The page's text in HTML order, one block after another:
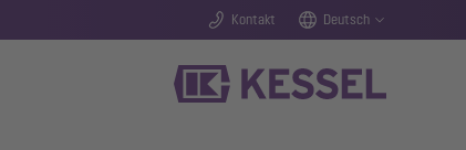
Kontakt Deutsch